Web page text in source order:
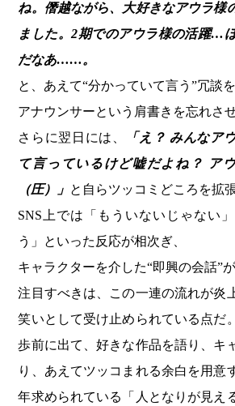
ね。僭越ながら、大好きなアウラ様
ました。2期でのアウラ様の活躍…
だなあ……。
と、あえて“分かっていて言う”冗談
アナウンサーという肩書きを忘れさ
さらに翌日には、
「え？ みんなア
て言っているけど嘘だよね？ ア
（圧）」 と自らツッコミどころを拡張
SNS上では「もういないじゃない
う」といった反応が相次ぎ、
キャラクターを介した“即興の会話”
注目すべきは、この一連の流れが炎
笑いとして受け止められている点だ
歩前に出て、好きな作品を語り、キ
り、あえてツッコまれる余白を用意
年求められている「人となりが見え